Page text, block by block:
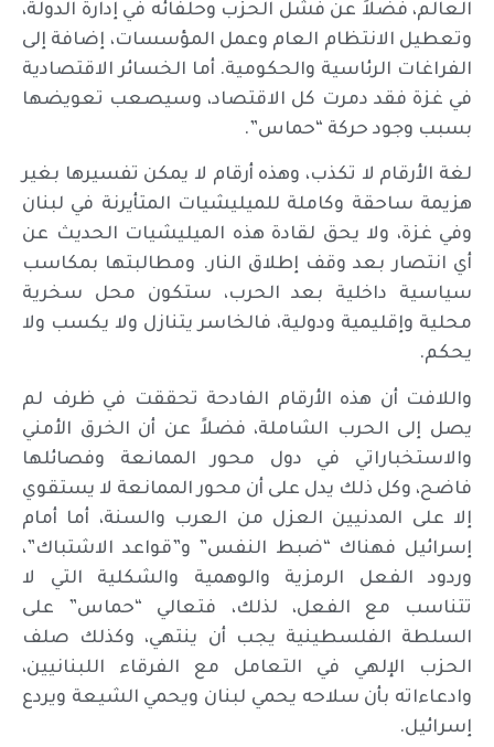
العالم، فضلاً عن فشل الحزب وحلفائه في إدارة الدولة،
وتعطيل الانتظام العام وعمل المؤسسات، إضافة إلى
الفراغات الرئاسية والحكومية. أما الخسائر الاقتصادية
في غزة فقد دمرت كل الاقتصاد، وسيصعب تعويضها
بسبب وجود حركة “حماس”.
لغة الأرقام لا تكذب، وهذه أرقام لا يمكن تفسيرها بغير
هزيمة ساحقة وكاملة للميليشيات المتأيرنة في لبنان
وفي غزة، ولا يحق لقادة هذه الميليشيات الحديث عن
أي انتصار بعد وقف إطلاق النار. ومطالبتها بمكاسب
سياسية داخلية بعد الحرب، ستكون محل سخرية
محلية وإقليمية ودولية، فالخاسر يتنازل ولا يكسب ولا
يحكم.
واللافت أن هذه الأرقام الفادحة تحققت في ظرف لم
يصل إلى الحرب الشاملة، فضلاً عن أن الخرق الأمني
والاستخباراتي في دول محور الممانعة وفصائلها
فاضح، وكل ذلك يدل على أن محور الممانعة لا يستقوي
إلا على المدنيين العزل من العرب والسنة، أما أمام
إسرائيل فهناك “ضبط النفس” و”قواعد الاشتباك”،
وردود الفعل الرمزية والوهمية والشكلية التي لا
تتناسب مع الفعل، لذلك، فتعالي “حماس” على
السلطة الفلسطينية يجب أن ينتهي، وكذلك صلف
الحزب الإلهي في التعامل مع الفرقاء اللبنانيين،
وادعاءاته بأن سلاحه يحمي لبنان ويحمي الشيعة ويردع
إسرائيل.